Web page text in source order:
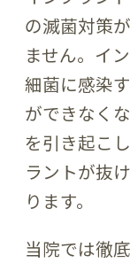
の滅菌対策
ません。イ
細菌に感染
ができなく
を引き起こ
ラントが抜
ります。
当院では徹